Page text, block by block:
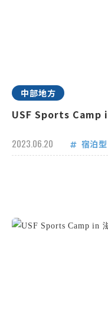
中部地方
USF Sports Camp
2023.06.20 宿泊型